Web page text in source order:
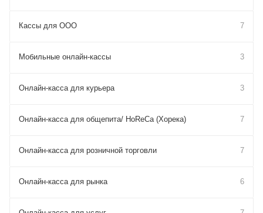
Кассы для ООО 7
Мобильные онлайн-кассы 3
Онлайн-касса для курьера 3
Онлайн-касса для общепита/ HoReCa (Хорека) 7
Онлайн-касса для розничной торговли 7
Онлайн-касса для рынка 6